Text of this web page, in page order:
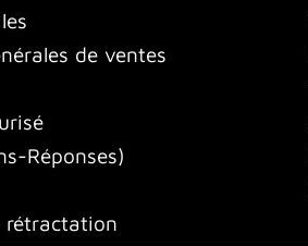
de ventes
Réponses)
rétractation